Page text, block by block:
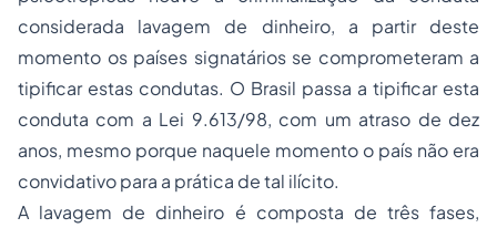
considerada lavagem de dinheiro, a partir deste
momento os países signatários se comprometeram a
tipificar estas condutas. O Brasil passa a tipificar esta
conduta com a Lei 9.613/98, com um atraso de dez
anos, mesmo porque naquele momento o país não era
convidativo para a prática de tal ilícito.
A lavagem de dinheiro é composta de três fases,